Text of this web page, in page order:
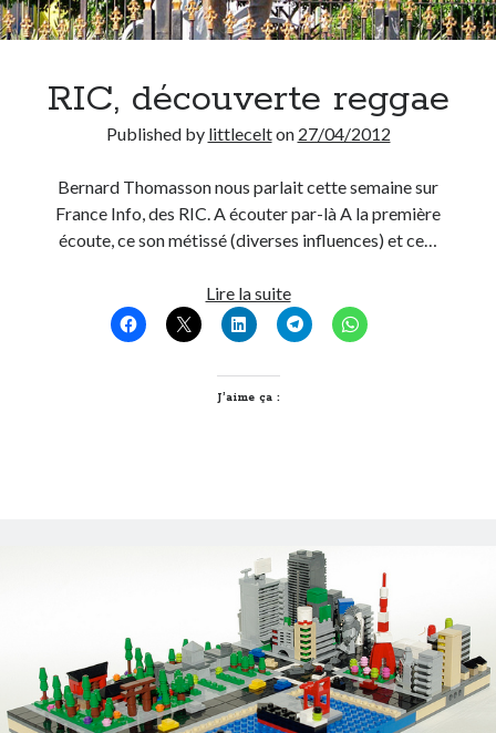
RIC, découverte reggae
Published by littlecelton 27/04/2012
Bernard Thomasson nous parlait cette semaine sur
France Info, des RIC. A écouter par-là A la première
écoute, ce son métissé (diverses influences) et ce…
Lire la suiteRIC,
découverte
reggae
J’aime ça :